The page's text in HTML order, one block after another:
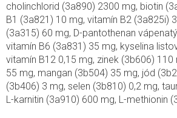
cholinchlorid (3a890) 2300 mg, biotin
B1 (3a821) 10 mg, vitamín B2 (3a825i)
(3a315) 60 mg, D-pantothenan
vitamín B6 (3a831) 35 mg, kyselina
vitamín B12 0,15 mg, zinek (3b606)
55 mg, mangan (3b504) 35 mg, jód
(3b406) 3 mg, selen (3b810) 0,2 mg,
L-karnitin (3a910) 600 mg, L-methionin